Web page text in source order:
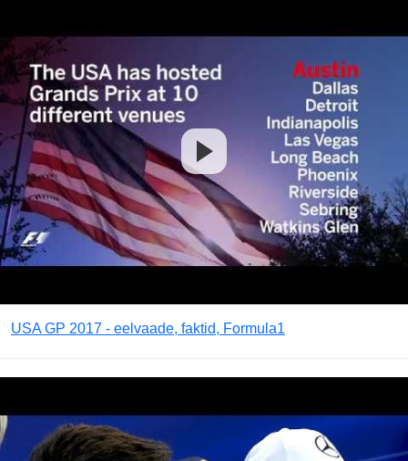
USA GP 2017 - eelvaade, faktid, Formula1